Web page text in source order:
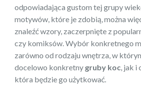
odpowiadająca gustom tej grupy
motywów, które je zdobią, można
znaleźć wzory, zaczerpnięte z
czy komiksów. Wybór konkretnego
zarówno od rodzaju wnętrza, w
docelowo konkretny gruby koc , jak
która będzie go użytkować.